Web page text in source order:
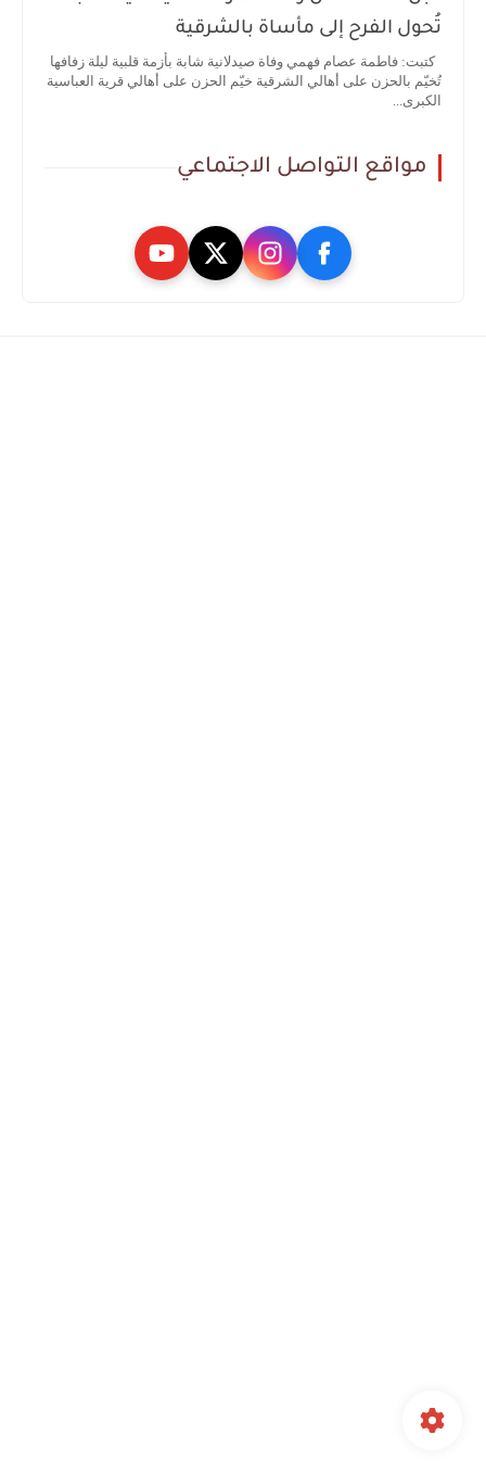
تُحول الفرح إلى مأساة بالشرقية
كتبت: فاطمة عصام فهمي وفاة صيدلانية شابة بأزمة قلبية ليلة زفافها
تُخيّم بالحزن على أهالي الشرقية خيّم الحزن على أهالي قرية العباسية
الكبرى...
مواقع التواصل الاجتماعي